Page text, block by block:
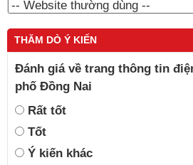
THĂM DÒ Ý KIẾN
Đánh giá về trang thông tin
phố Đồng Nai
Rất tốt
Tốt
Ý kiến khác